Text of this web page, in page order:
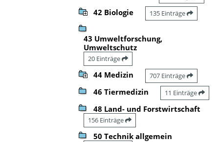
42 Biologie 135 Einträge
43 Umweltforschung,
Umweltschutz
20 Einträge
44 Medizin 707 Einträge
46 Tiermedizin 11 Einträge
48 Land- und Forstwirtschaft
156 Einträge
50 Technik allgemein